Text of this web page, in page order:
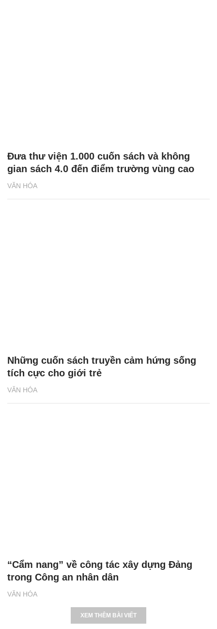
VĂN HÓA
Đưa thư viện 1.000 cuốn sách và không
gian sách 4.0 đến điểm trường vùng cao
VĂN HÓA
Những cuốn sách truyền cảm hứng sống
tích cực cho giới trẻ
VĂN HÓA
“Cẩm nang” về công tác xây dựng Đảng
trong Công an nhân dân
XEM THÊM BÀI VIẾT